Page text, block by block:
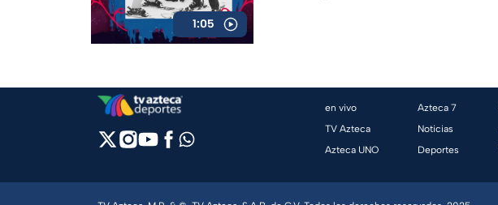
1:05
en vivo
TV Azteca
Azteca UNO
Azteca 7
Noticias
Deportes